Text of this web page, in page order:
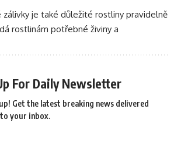
zálivky je také důležité rostliny pravidelně
rostlinám potřebné živiny a
For Daily Newsletter
Get the latest breaking news delivered
your inbox.